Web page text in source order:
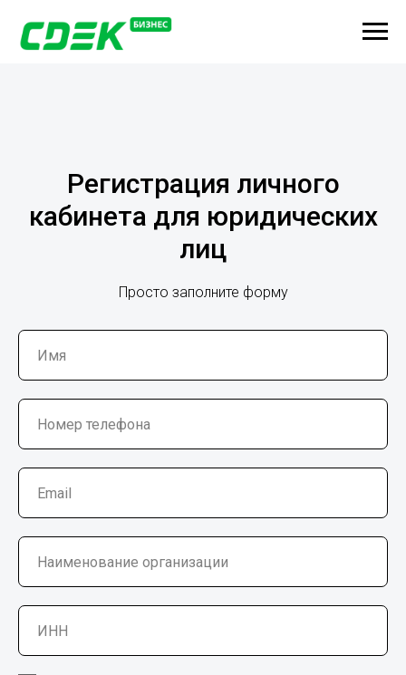
Регистрация личного
кабинета для юридических
лиц
Просто заполните форму